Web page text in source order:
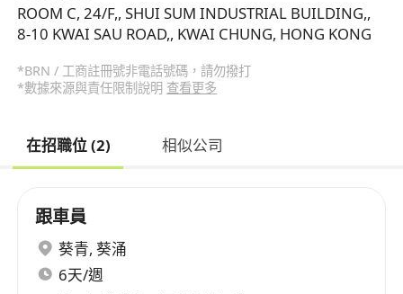
ROOM C, 24/F,, SHUI SUM INDUSTRIAL BUILDING,,
8-10 KWAI SAU ROAD,, KWAI CHUNG, HONG KONG
*BRN / 工商註冊號非電話號碼，請勿撥打
*數據來源與責任限制說明 查看更多
在招職位 (2) 相似公司
跟車員
葵青, 葵涌
6天/週